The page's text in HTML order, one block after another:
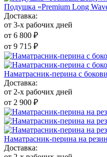
Подушка «Premium Long
Доставка:
от 3-х рабочих дней
от 6 800 ₽
от 9 715 ₽
Наматрасник-перина с
Доставка:
от 2-х рабочих дней
от 2 900 ₽
Наматрасник-перина на
Доставка: